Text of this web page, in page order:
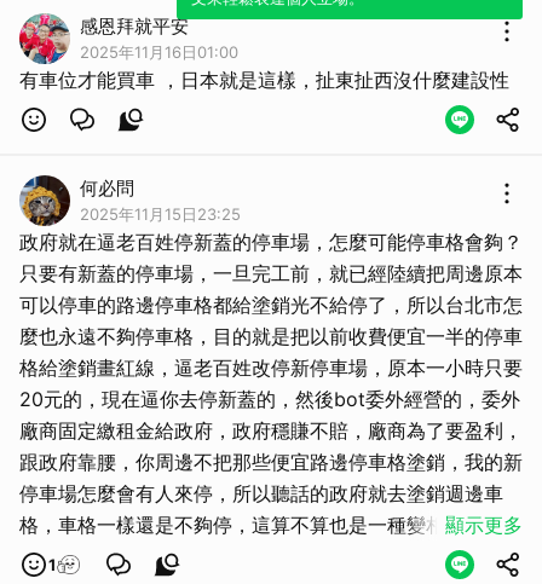
感恩拜就平安
2025年11月16日01:00
有車位才能買車 ，日本就是這樣，扯東扯西沒什麼建設性
何必問
2025年11月15日23:25
政府就在逼老百姓停新蓋的停車場，怎麼可能停車格會夠？
只要有新蓋的停車場，一旦完工前，就已經陸續把周邊原本
可以停車的路邊停車格都給塗銷光不給停了，所以台北市怎
麼也永遠不夠停車格，目的就是把以前收費便宜一半的停車
格給塗銷畫紅線，逼老百姓改停新停車場，原本一小時只要
20元的，現在逼你去停新蓋的，然後bot委外經營的，委外
廠商固定繳租金給政府，政府穩賺不賠，廠商為了要盈利，
跟政府靠腰，你周邊不把那些便宜路邊停車格塗銷，我的新
停車場怎麼會有人來停，所以聽話的政府就去塗銷週邊車
格，車格一樣還是不夠停，這算不算也是一種變相的官商勾
結？而且都不需要檢討的。
顯示更多
1